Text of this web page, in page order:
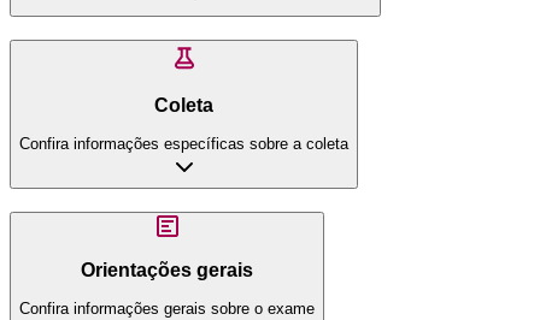
Coleta
Confira informações específicas sobre a coleta
Orientações gerais
Confira informações gerais sobre o exame